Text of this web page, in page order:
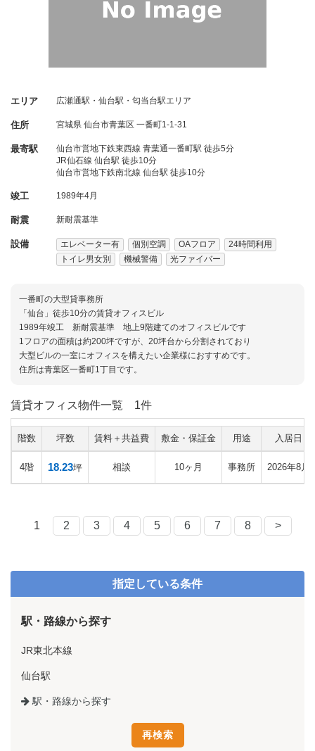
エリア 広瀬通駅・仙台駅・匂当台駅エリア
住所 宮城県 仙台市青葉区 一番町1-1-31
最寄駅
仙台市営地下鉄東西線 青葉通一番町駅 徒歩5分
JR仙石線 仙台駅 徒歩10分
仙台市営地下鉄南北線 仙台駅 徒歩10分
竣工 1989年4月
耐震 新耐震基準
設備 エレベーター有 個別空調 OAフロア
24時間利用
トイレ男女別
機械警備 光ファイバー
一番町の大型貸事務所
「仙台」徒歩10分の賃貸オフィスビル
1989年竣工 新耐震基準 地上9階建てのオフィスビルです
1フロアの面積は約200坪ですが、20坪台から分割されており
大型ビルの一室にオフィスを構えたい企業様におすすめです。
住所は青葉区一番町1丁目です。
賃貸オフィス物件一覧 1件
階数 坪数 賃料＋共益費 敷金・保証金 用途 入居日
4階 18.23坪 相談 10ヶ月 事務所 2026年8月
1 2 3 4 5 6 7 8 >
指定している条件
駅・路線から探す
JR東北本線
仙台駅
駅・路線から探す